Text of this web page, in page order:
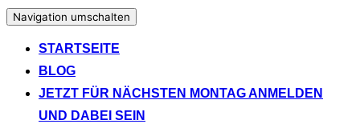
Navigation umschalten
STARTSEITE
BLOG
JETZT FÜR NÄCHSTEN MONTAG ANMELDEN
UND DABEI SEIN